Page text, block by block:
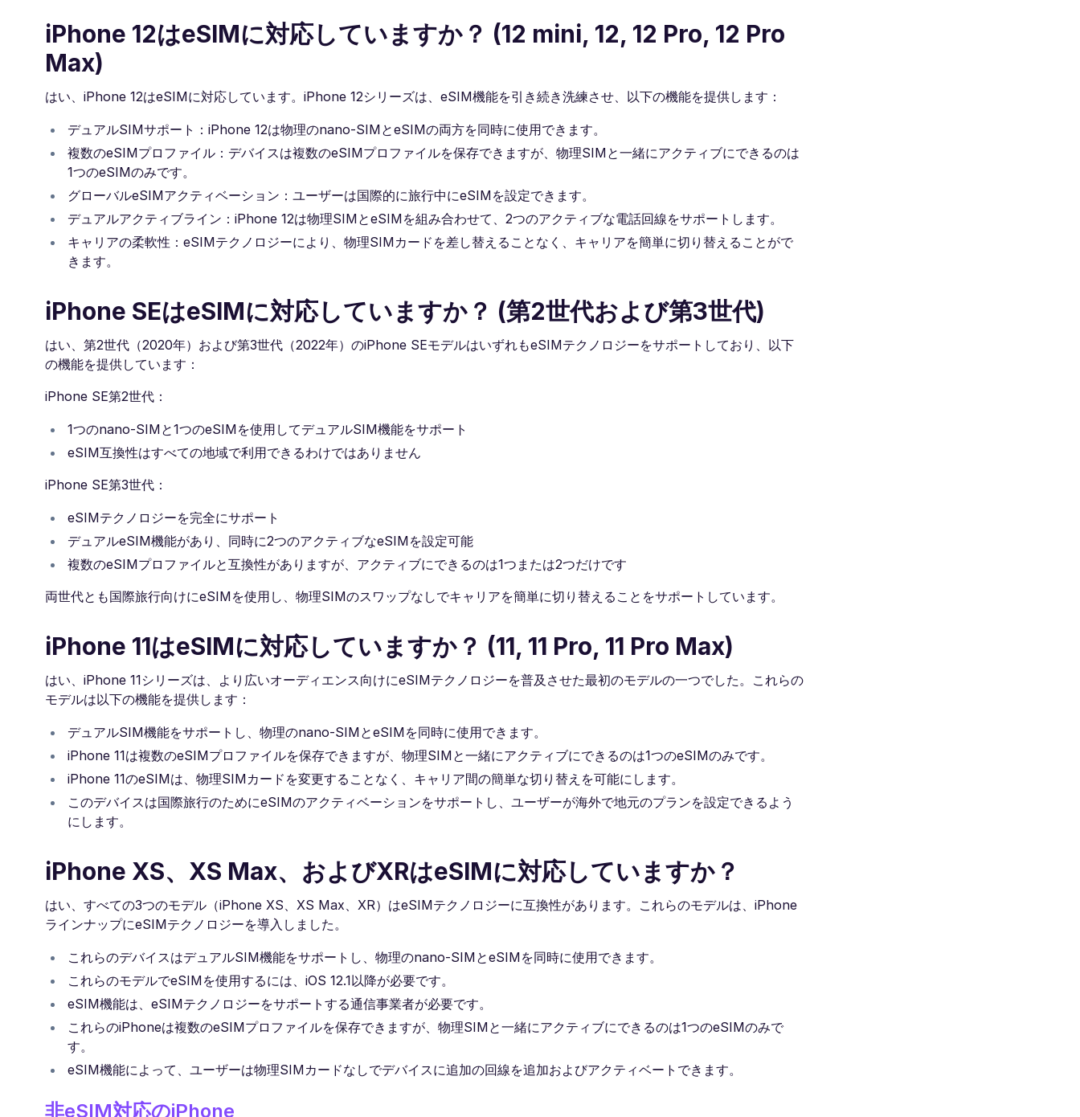
iPhone 12はeSIMに対応していますか？ (12 mini, 12, 12 Pro, 12 Pro
Max)
はい、iPhone 12はeSIMに対応しています。iPhone 12シリーズは、eSIM機能を引き続き洗練させ、以下の機能を提供します：
デュアルSIMサポート：iPhone 12は物理のnano-SIMとeSIMの両方を同時に使用できます。
複数のeSIMプロファイル：デバイスは複数のeSIMプロファイルを保存できますが、物理SIMと一緒にアクティブにできるのは
1つのeSIMのみです。
グローバルeSIMアクティベーション：ユーザーは国際的に旅行中にeSIMを設定できます。
デュアルアクティブライン：iPhone 12は物理SIMとeSIMを組み合わせて、2つのアクティブな電話回線をサポートします。
キャリアの柔軟性：eSIMテクノロジーにより、物理SIMカードを差し替えることなく、キャリアを簡単に切り替えることがで
きます。
iPhone SEはeSIMに対応していますか？ (第2世代および第3世代)
はい、第2世代（2020年）および第3世代（2022年）のiPhone SEモデルはいずれもeSIMテクノロジーをサポートしており、以下
の機能を提供しています：
iPhone SE第2世代：
1つのnano-SIMと1つのeSIMを使用してデュアルSIM機能をサポート
eSIM互換性はすべての地域で利用できるわけではありません
iPhone SE第3世代：
eSIMテクノロジーを完全にサポート
デュアルeSIM機能があり、同時に2つのアクティブなeSIMを設定可能
複数のeSIMプロファイルと互換性がありますが、アクティブにできるのは1つまたは2つだけです
両世代とも国際旅行向けにeSIMを使用し、物理SIMのスワップなしでキャリアを簡単に切り替えることをサポートしています。
iPhone 11はeSIMに対応していますか？ (11, 11 Pro, 11 Pro Max)
はい、iPhone 11シリーズは、より広いオーディエンス向けにeSIMテクノロジーを普及させた最初のモデルの一つでした。これらの
モデルは以下の機能を提供します：
デュアルSIM機能をサポートし、物理のnano-SIMとeSIMを同時に使用できます。
iPhone 11は複数のeSIMプロファイルを保存できますが、物理SIMと一緒にアクティブにできるのは1つのeSIMのみです。
iPhone 11のeSIMは、物理SIMカードを変更することなく、キャリア間の簡単な切り替えを可能にします。
このデバイスは国際旅行のためにeSIMのアクティベーションをサポートし、ユーザーが海外で地元のプランを設定できるよう
にします。
iPhone XS、XS Max、およびXRはeSIMに対応していますか？
はい、すべての3つのモデル（iPhone XS、XS Max、XR）はeSIMテクノロジーに互換性があります。これらのモデルは、iPhone
ラインナップにeSIMテクノロジーを導入しました。
これらのデバイスはデュアルSIM機能をサポートし、物理のnano-SIMとeSIMを同時に使用できます。
これらのモデルでeSIMを使用するには、iOS 12.1以降が必要です。
eSIM機能は、eSIMテクノロジーをサポートする通信事業者が必要です。
これらのiPhoneは複数のeSIMプロファイルを保存できますが、物理SIMと一緒にアクティブにできるのは1つのeSIMのみで
す。
eSIM機能によって、ユーザーは物理SIMカードなしでデバイスに追加の回線を追加およびアクティベートできます。
非eSIM対応のiPhone